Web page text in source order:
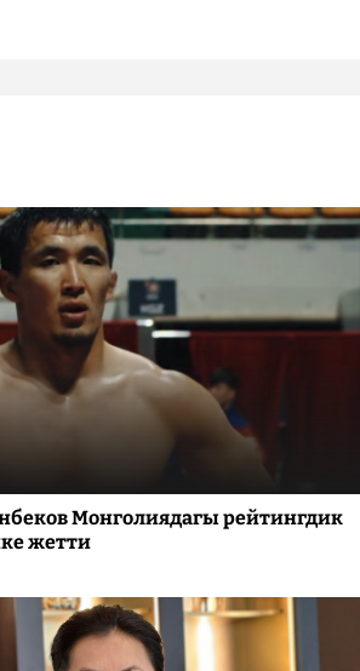
Монголиядагы рейтингдик
жетти